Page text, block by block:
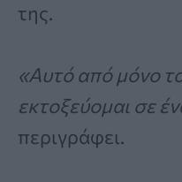
της.
«Αυτό από μόνο
εκτοξεύομαι σε
περιγράφει.